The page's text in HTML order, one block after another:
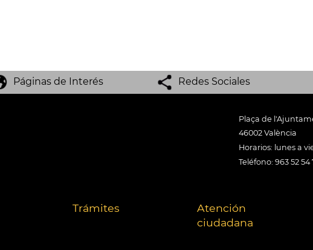
Páginas de Interés Redes Sociales
Plaça de
46002 València
Horarios: lunes a
Teléfono: 963 52 54
Trámites
Atención
ciudadana